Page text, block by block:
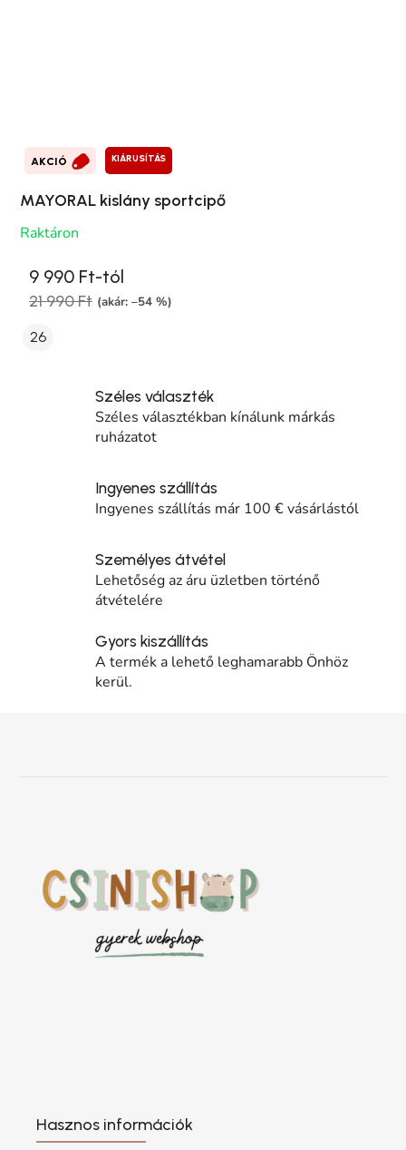
AKCIÓ KIÁRUSÍTÁS
MAYORAL kislány sportcipő
Raktáron
9 990 Ft-tól
21 990 Ft (akár: –54 %)
26
Széles választék
Széles választékban kínálunk márkás
ruházatot
Ingyenes szállítás
Ingyenes szállítás már 100 € vásárlástól
Személyes átvétel
Lehetőség az áru üzletben történő
átvételére
Gyors kiszállítás
A termék a lehető leghamarabb Önhöz
kerül.
Hasznos információk